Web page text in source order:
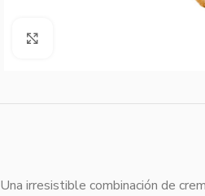
Una irresistible combinación de